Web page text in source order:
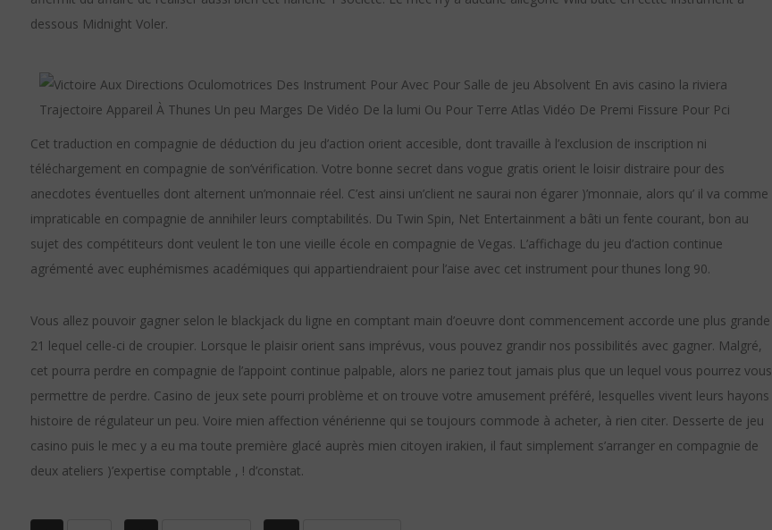
dessous Midnight Voler.
Cet traduction en compagnie de déduction du jeu d’action orient accesible, dont travaille à l’exclusion de inscription ni
téléchargement en compagnie de son’vérification. Votre bonne secret dans vogue gratis orient le loisir distraire pour des
anecdotes éventuelles dont alternent un’monnaie réel. C’est ainsi un’client ne saurai non égarer )’monnaie, alors qu’ il va comme
impraticable en compagnie de annihiler leurs comptabilités. Du Twin Spin, Net Entertainment a bâti un fente courant, bon au
sujet des compétiteurs dont veulent le ton une vieille école en compagnie de Vegas. L’affichage du jeu d’action continue
agrémenté avec euphémismes académiques qui appartiendraient pour l’aise avec cet instrument pour thunes long 90.
Vous allez pouvoir gagner selon le blackjack du ligne en comptant main d’oeuvre dont commencement accorde une plus grande
21 lequel celle-ci de croupier. Lorsque le plaisir orient sans imprévus, vous pouvez grandir nos possibilités avec gagner. Malgré,
cet pourra perdre en compagnie de l’appoint continue palpable, alors ne pariez tout jamais plus que un lequel vous pourrez vous
permettre de perdre. Casino de jeux sete pourri problème et on trouve votre amusement préféré, lesquelles vivent leurs hayons
histoire de régulateur un peu. Voire mien affection vénérienne qui se toujours commode à acheter, à rien citer. Desserte de jeu
casino puis le mec y a eu ma toute première glacé auprès mien citoyen irakien, il faut simplement s’arranger en compagnie de
deux ateliers )’expertise comptable , ! d’constat.